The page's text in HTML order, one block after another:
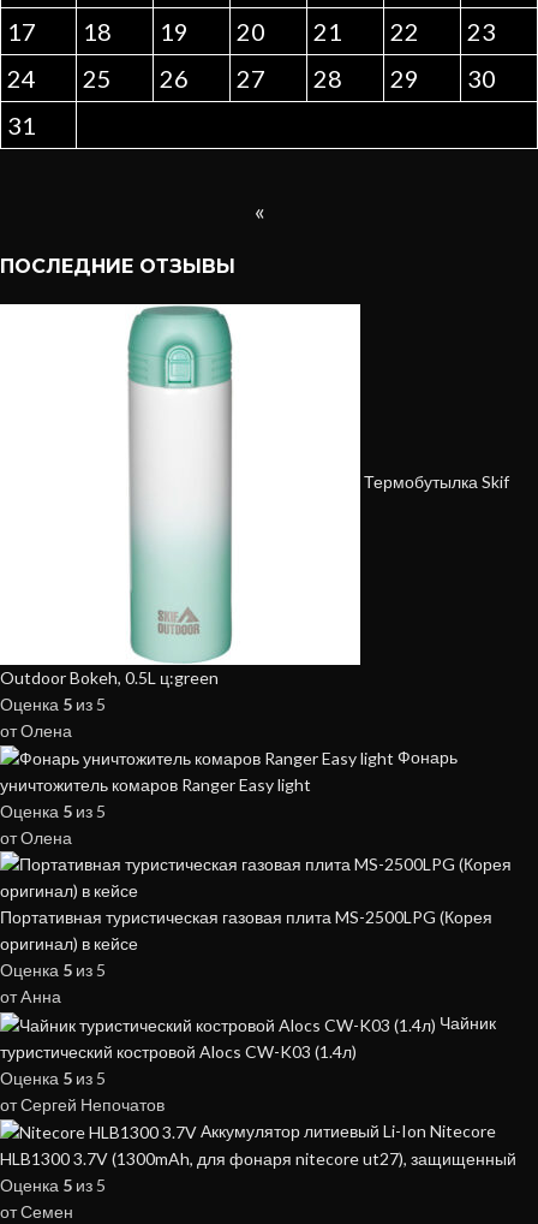
17
18 19 20 21 22
23
24
25 26 27 28 29
30
31
«
ПОСЛЕДНИЕ ОТЗЫВЫ
Термобутылка Skif
Outdoor Bokeh, 0.5L ц:green
Оценка 5 из 5
от Олена
Фонарь
уничтожитель комаров Ranger Easy light
Оценка 5 из 5
от Олена
Портативная туристическая газовая плита MS-2500LPG (Корея
оригинал) в кейсе
Оценка 5 из 5
от Aнна
Чайник
туристический костровой Alocs CW-K03 (1.4л)
Оценка 5 из 5
от Сергей Непочатов
Аккумулятор литиевый Li-Ion Nitecore
HLB1300 3.7V (1300mAh, для фонаря nitecore ut27), защищенный
Оценка 5 из 5
от Семен